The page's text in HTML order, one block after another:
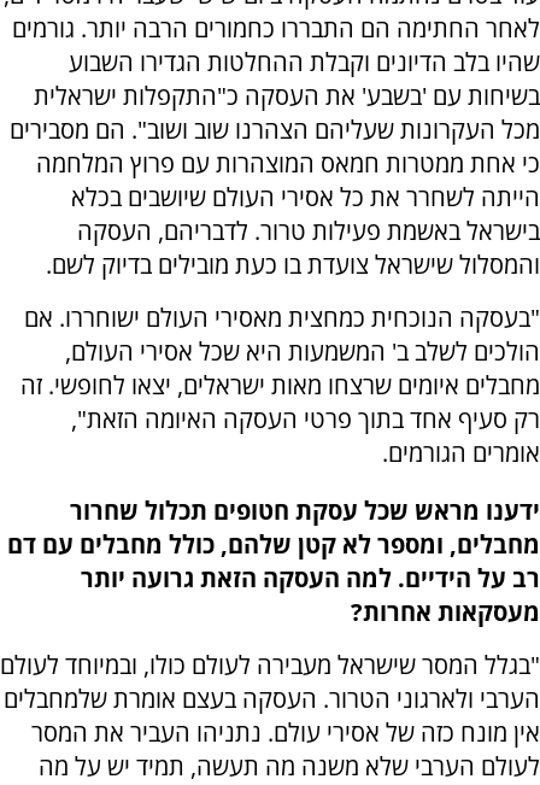
לאחר החתימה הם התבררו כחמורים הרבה יותר. גורמים
שהיו בלב הדיונים וקבלת ההחלטות הגדירו השבוע
בשיחות עם 'בשבע' את העסקה כ"התקפלות ישראלית
מכל העקרונות שעליהם הצהרנו שוב ושוב". הם מסבירים
כי אחת ממטרות חמאס המוצהרות עם פרוץ המלחמה
הייתה לשחרר את כל אסירי העולם שיושבים בכלא
בישראל באשמת פעילות טרור. לדבריהם, העסקה
והמסלול שישראל צועדת בו כעת מובילים בדיוק לשם.
"בעסקה הנוכחית כמחצית מאסירי העולם ישוחררו. אם
הולכים לשלב ב' המשמעות היא שכל אסירי העולם,
מחבלים איומים שרצחו מאות ישראלים, יצאו לחופשי. זה
רק סעיף אחד בתוך פרטי העסקה האיומה הזאת",
אומרים הגורמים.
ידענו מראש שכל עסקת חטופים תכלול שחרור
מחבלים, ומספר לא קטן שלהם, כולל מחבלים עם דם
רב על הידיים. למה העסקה הזאת גרועה יותר
מעסקאות אחרות?
"בגלל המסר שישראל מעבירה לעולם כולו, ובמיוחד לעולם
הערבי ולארגוני הטרור. העסקה בעצם אומרת שלמחבלים
אין מונח כזה של אסירי עולם. נתניהו העביר את המסר
לעולם הערבי שלא משנה מה תעשה, תמיד יש על מה